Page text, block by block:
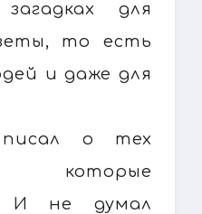
для
то есть
и даже для
о тех
И не думал